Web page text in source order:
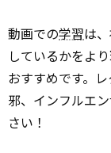
動画での学習は
しているかをよ
おすすめです。
邪、インフルエ
さい！